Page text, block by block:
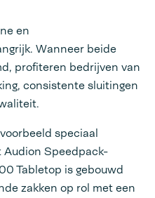
en
Wanneer beide
profiteren bedrijven van
consistente sluitingen
speciaal
Speedpack-
Tabletop is gebouwd
zakken op rol met een